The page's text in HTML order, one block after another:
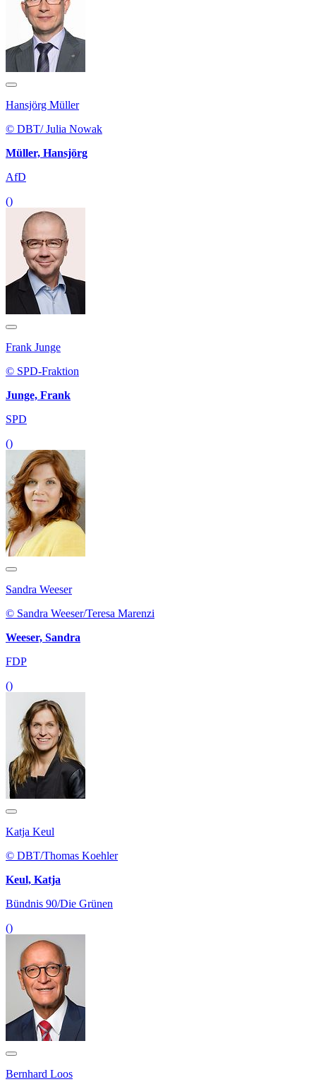
Hansjörg Müller
© DBT/ Julia Nowak
Müller, Hansjörg
AfD
()
Frank Junge
© SPD-Fraktion
Junge, Frank
SPD
()
Sandra Weeser
© Sandra Weeser/Teresa Marenzi
Weeser, Sandra
FDP
()
Katja Keul
© DBT/Thomas Koehler
Keul, Katja
Bündnis 90/Die Grünen
()
Bernhard Loos